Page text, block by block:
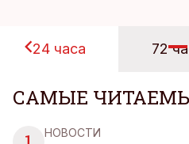
24 часа 72
САМЫЕ
НОВОСТИ